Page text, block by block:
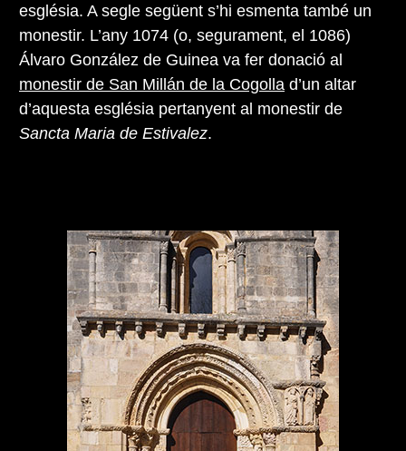
església. A segle següent s’hi esmenta també un
monestir. L’any 1074 (o, segurament, el 1086)
Álvaro González de Guinea va fer donació al
monestir de San Millán de la Cogolla d’un altar
d’aquesta església pertanyent al monestir de
Sancta Maria de Estivalez.